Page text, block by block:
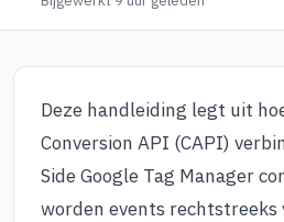
Deze handleiding legt uit
Conversion API (CAPI)
Side Google Tag Manager
worden events rechtstreeks